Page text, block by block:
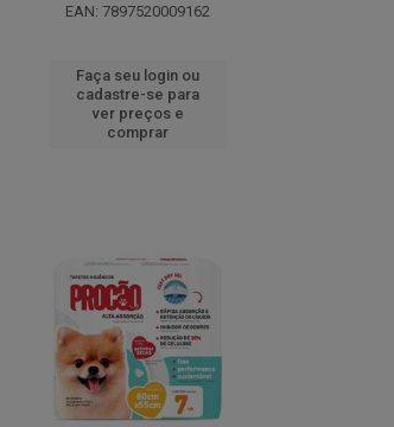
EAN: 7897520009162
Faça seu login ou
cadastre-se para
ver preços e
comprar